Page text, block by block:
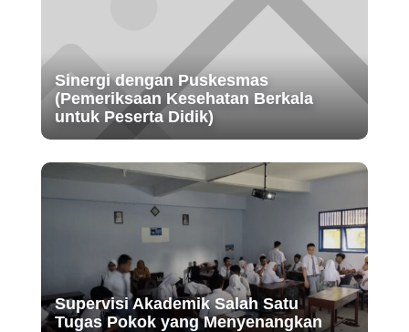
Sinergi dengan Puskesmas
(Pemeriksaan Kesehatan Berkala
untuk Peserta Didik)
Supervisi Akademik Salah Satu
Tugas Pokok yang Menyenangkan